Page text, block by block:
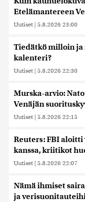
Etelämantereen
Uutiset | 5.8.2026 23:00
Tiedätkö milloin ja
kalenteri?
Uutiset | 5.8.2026 22:30
Murska-arvio:
Venäjän
Uutiset | 5.8.2026 22:15
Reuters: FBI
kanssa, kriitikot
Uutiset | 5.8.2026 22:07
Nämä ihmiset
ja